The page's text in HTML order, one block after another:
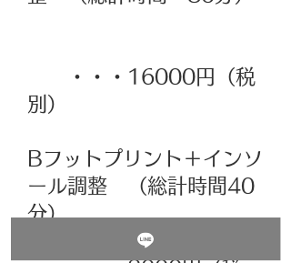
・・・16000円（税
別）
​Bフットプリント＋インソ
ール調整 （総計時間40
分）